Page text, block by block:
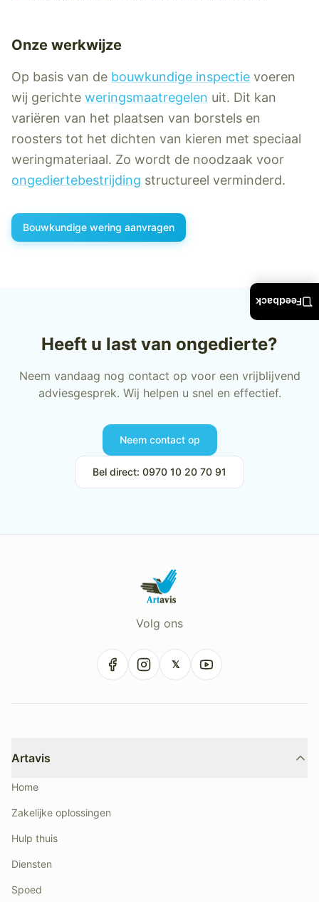
Feedback
Onze werkwijze
Op basis van de bouwkundige inspectie voeren
wij gerichte weringsmaatregelen uit. Dit kan
variëren van het plaatsen van borstels en
roosters tot het dichten van kieren met speciaal
weringmateriaal. Zo wordt de noodzaak voor
ongediertebestrijding structureel verminderd.
Bouwkundige wering aanvragen
Heeft u last van ongedierte?
Neem vandaag nog contact op voor een vrijblijvend
adviesgesprek. Wij helpen u snel en effectief.
Neem contact op
Bel direct: 0970 10 20 70 91
Volg ons
𝕏
Artavis
Home
Zakelijke oplossingen
Hulp thuis
Diensten
Spoed